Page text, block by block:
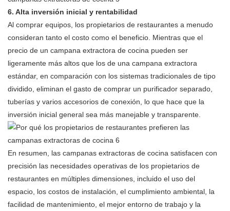
6. Alta inversión inicial y rentabilidad
Al comprar equipos, los propietarios de restaurantes a menudo
consideran tanto el costo como el beneficio. Mientras que el
precio de un campana extractora de cocina pueden ser
ligeramente más altos que los de una campana extractora
estándar, en comparación con los sistemas tradicionales de tipo
dividido, eliminan el gasto de comprar un purificador separado,
tuberías y varios accesorios de conexión, lo que hace que la
inversión inicial general sea más manejable y transparente.
En resumen, las campanas extractoras de cocina satisfacen con
precisión las necesidades operativas de los propietarios de
restaurantes en múltiples dimensiones, incluido el uso del
espacio, los costos de instalación, el cumplimiento ambiental, la
facilidad de mantenimiento, el mejor entorno de trabajo y la